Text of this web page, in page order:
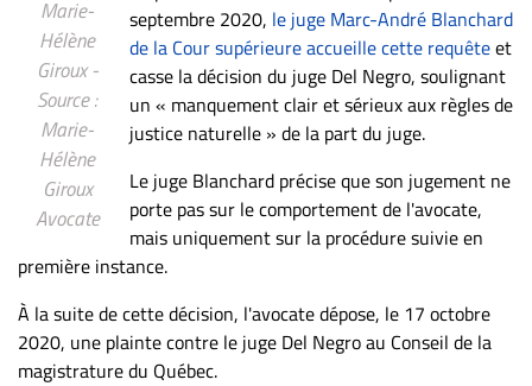
Marie-
Hélène
Giroux -
Source :
Marie-
Hélène
Giroux
Avocate
septembre 2020, le juge Marc-André Blanchard
de la Cour supérieure accueille cette requêteet
casse la décision du juge Del Negro, soulignant
un « manquement clair et sérieux aux règles de
justice naturelle » de la part du juge.
Le juge Blanchard précise que son jugement ne
porte pas sur le comportement de l'avocate,
mais uniquement sur la procédure suivie en
première instance.
À la suite de cette décision, l'avocate dépose, le 17 octobre
2020, une plainte contre le juge Del Negro au Conseil de la
magistrature du Québec.